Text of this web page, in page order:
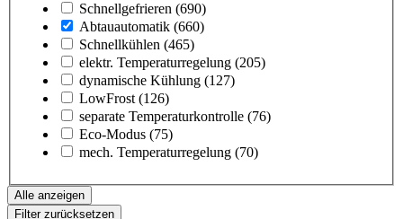
Schnellgefrieren (690)
Abtauautomatik (660)
Schnellkühlen (465)
elektr. Temperaturregelung (205)
dynamische Kühlung (127)
LowFrost (126)
separate Temperaturkontrolle (76)
Eco-Modus (75)
mech. Temperaturregelung (70)
Alle anzeigen
Filter zurücksetzen